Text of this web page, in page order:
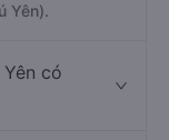
Yên).
có